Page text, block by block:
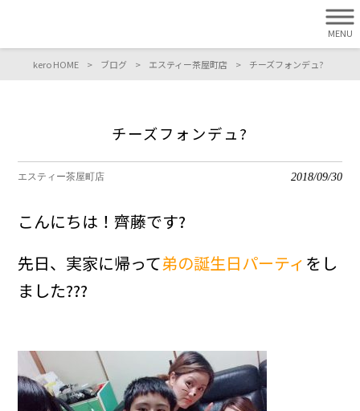
MENU
kero HOME > ブログ > エスティー茶屋町店 > チーズフォンデュ?
チーズフォンデュ?
エスティー茶屋町店 2018/09/30
こんにちは！齊藤です?
先日、実家に帰って弟の誕生日パーティ をし
ました???